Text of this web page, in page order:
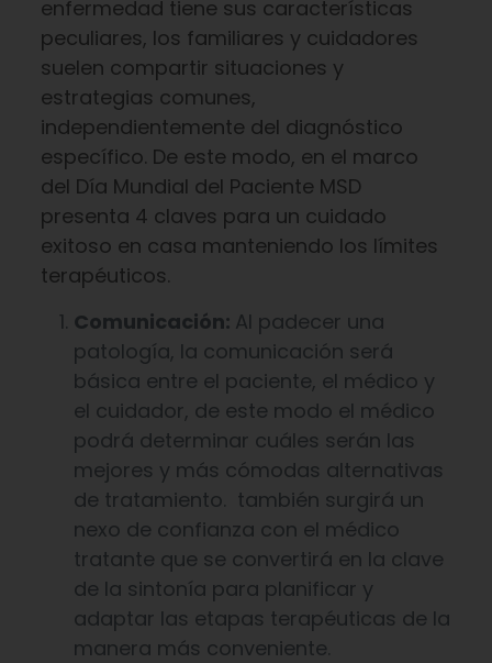
enfermedad tiene sus características
peculiares, los familiares y cuidadores
suelen compartir situaciones y
estrategias comunes,
independientemente del diagnóstico
específico. De este modo, en el marco
del Día Mundial del Paciente MSD
presenta 4 claves para un cuidado
exitoso en casa manteniendo los límites
terapéuticos.
Comunicación: Al padecer una
patología, la comunicación será
básica entre el paciente, el médico y
el cuidador, de este modo el médico
podrá determinar cuáles serán las
mejores y más cómodas alternativas
de tratamiento. también surgirá un
nexo de confianza con el médico
tratante que se convertirá en la clave
de la sintonía para planificar y
adaptar las etapas terapéuticas de la
manera más conveniente.